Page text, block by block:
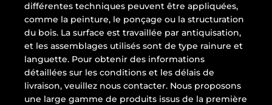
différentes techniques peuvent être appliquées,
comme la peinture, le ponçage ou la structuration
du bois. La surface est travaillée par antiquisation,
et les assemblages utilisés sont de type rainure et
languette. Pour obtenir des informations
détaillées sur les conditions et les délais de
livraison, veuillez nous contacter. Nous proposons
une large gamme de produits issus de la première